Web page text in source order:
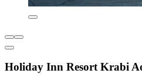
Holiday Inn Resort Krabi